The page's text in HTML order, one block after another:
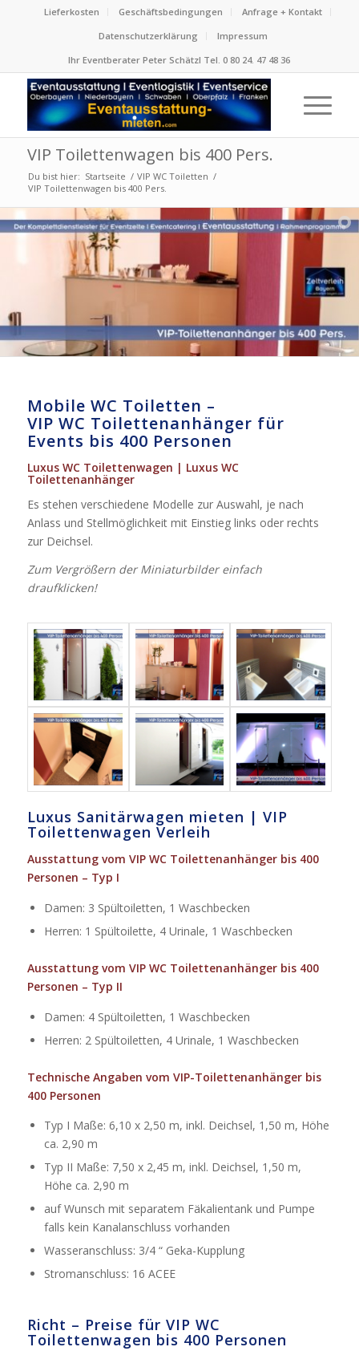
Lieferkosten Geschäftsbedingungen
Anfrage + Kontakt
Datenschutzerklärung
Impressum
Ihr Eventberater Peter Schätzl Tel. 0 80 24. 47 48 36
VIP Toilettenwagen bis 400 Pers.
Du bist hier: Startseite / VIP WC Toiletten /
VIP Toilettenwagen bis 400 Pers.
Mobile WC Toiletten –
VIP WC Toilettenanhänger für
Events bis 400 Personen
Luxus WC Toilettenwagen | Luxus WC
Toilettenanhänger
Es stehen verschiedene Modelle zur Auswahl, je nach
Anlass und Stellmöglichkeit mit Einstieg links oder rechts
zur Deichsel.
Zum Vergrößern der Miniaturbilder einfach
draufklicken!
Luxus Sanitärwagen mieten | VIP
Toilettenwagen Verleih
Ausstattung vom VIP WC Toilettenanhänger bis 400
Personen – Typ I
Damen: 3 Spültoiletten, 1 Waschbecken
Herren: 1 Spültoilette, 4 Urinale, 1 Waschbecken
Ausstattung vom VIP WC Toilettenanhänger bis 400
Personen – Typ II
Damen: 4 Spültoiletten, 1 Waschbecken
Herren: 2 Spültoiletten, 4 Urinale, 1 Waschbecken
Technische Angaben vom VIP-Toilettenanhänger bis
400 Personen
Typ I Maße: 6,10 x 2,50 m, inkl. Deichsel, 1,50 m, Höhe
ca. 2,90 m
Typ II Maße: 7,50 x 2,45 m, inkl. Deichsel, 1,50 m,
Höhe ca. 2,90 m
auf Wunsch mit separatem Fäkalientank und Pumpe
falls kein Kanalanschluss vorhanden
Wasseranschluss: 3/4 “ Geka-Kupplung
Stromanschluss: 16 ACEE
Richt – Preise für VIP WC
Toilettenwagen bis 400 Personen